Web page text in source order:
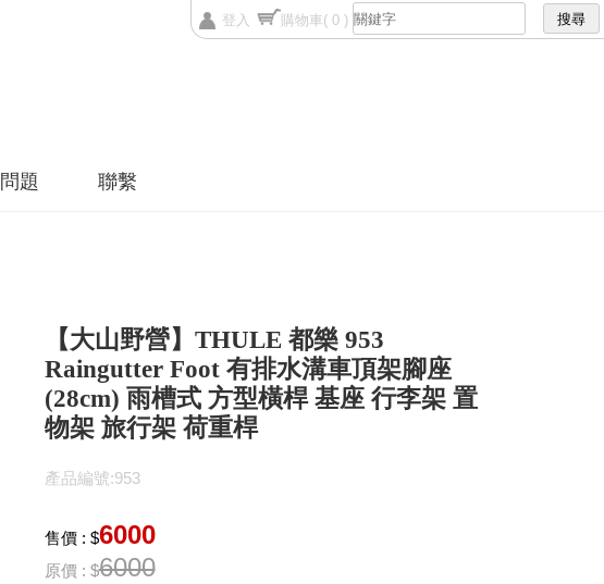
登入 購物車( 0 )
問題 聯繫
【大山野營】THULE 都樂 953
Raingutter Foot 有排水溝車頂架腳座
(28cm) 雨槽式 方型橫桿 基座 行李架 置
物架 旅行架 荷重桿
產品編號:953
售價 : $6000
原價 : $6000